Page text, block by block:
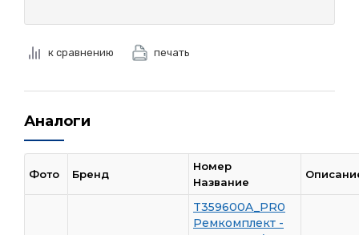
к сравнению печать
Аналоги
Фото Бренд
Номер
Название
T359600A_PR0
Ремкомплект -